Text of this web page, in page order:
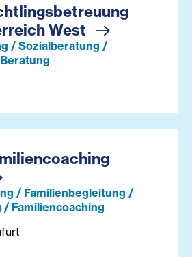
West
/ Sozialberatung /
/ Familienbegleitung /
Familiencoaching